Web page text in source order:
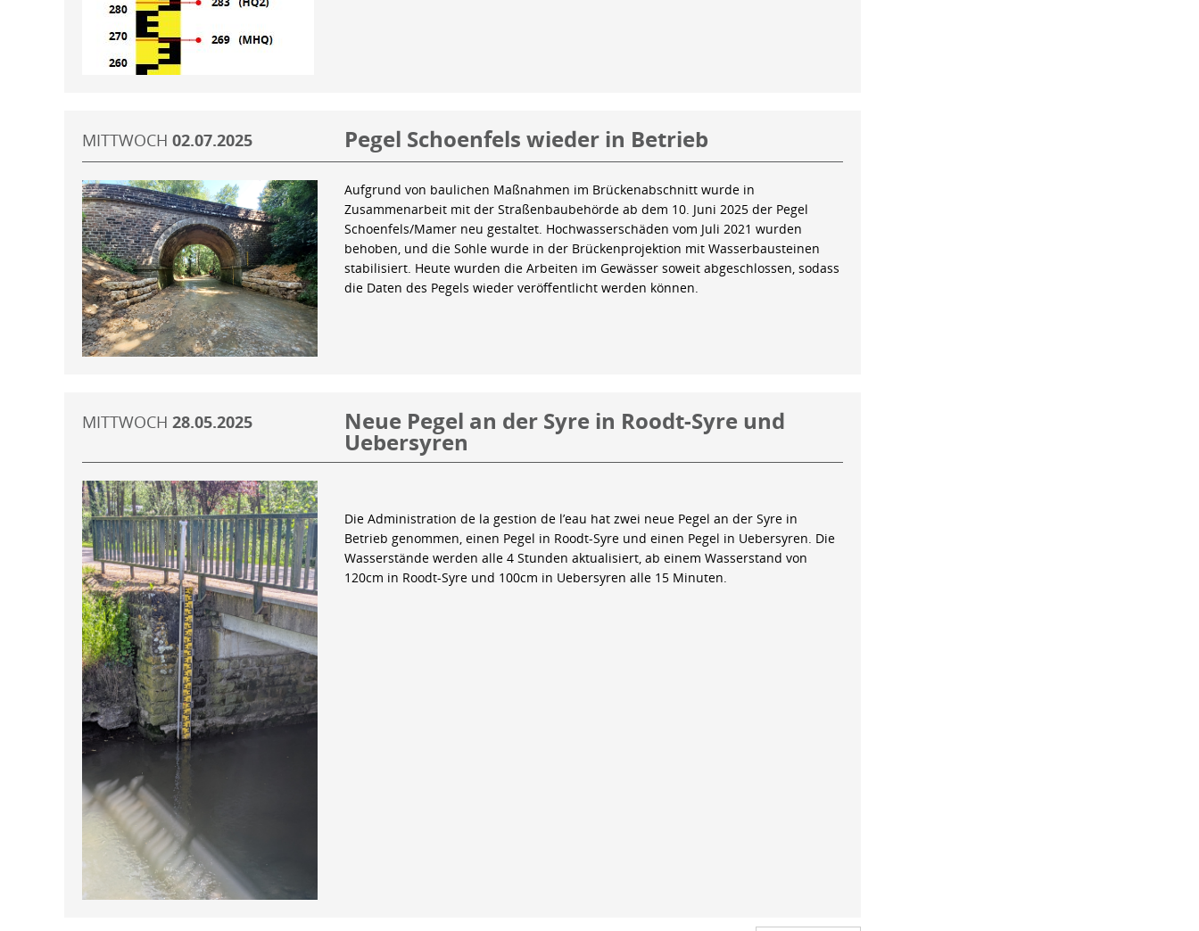
MITTWOCH 02.07.2025 Pegel Schoenfels wieder in Betrieb
Aufgrund von baulichen Maßnahmen im Brückenabschnitt wurde in
Zusammenarbeit mit der Straßenbaubehörde ab dem 10. Juni 2025 der Pegel
Schoenfels/Mamer neu gestaltet. Hochwasserschäden vom Juli 2021 wurden
behoben, und die Sohle wurde in der Brückenprojektion mit Wasserbausteinen
stabilisiert. Heute wurden die Arbeiten im Gewässer soweit abgeschlossen, sodass
die Daten des Pegels wieder veröffentlicht werden können.
MITTWOCH 28.05.2025 Neue Pegel an der Syre in Roodt-Syre und
Uebersyren
Die Administration de la gestion de l’eau hat zwei neue Pegel an der Syre in
Betrieb genommen, einen Pegel in Roodt-Syre und einen Pegel in Uebersyren. Die
Wasserstände werden alle 4 Stunden aktualisiert, ab einem Wasserstand von
120cm in Roodt-Syre und 100cm in Uebersyren alle 15 Minuten.